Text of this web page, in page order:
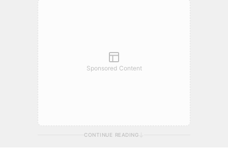
Sponsored Content
CONTINUE READING